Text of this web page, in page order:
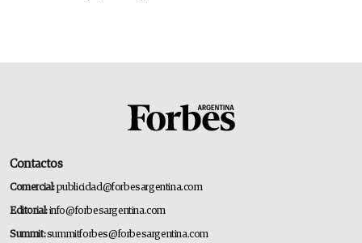
Contactos
Comercial:publicidad@forbesargentina.com
Editorial:info@forbesargentina.com
Summit:summitforbes@forbesargentina.com